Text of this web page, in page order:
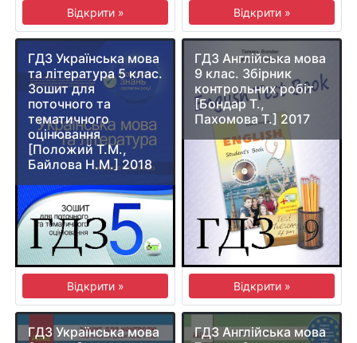
Відкрити » Відкрити »
ГДЗ Українська мова
та література 5 клас.
Зошит для
поточного та
тематичного
оцінювання
[Положий Т.М.,
Байлова Н.М.] 2018
Відкрити »
ГДЗ Англійська мова
9 клас. Збірник
контрольних робіт
[Бондар Т.,
Пахомова Т.] 2017
Відкрити »
ГДЗ Українська мова
ГДЗ Англійська мова